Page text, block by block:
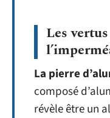
Les
La pierre
composé
révèle être un